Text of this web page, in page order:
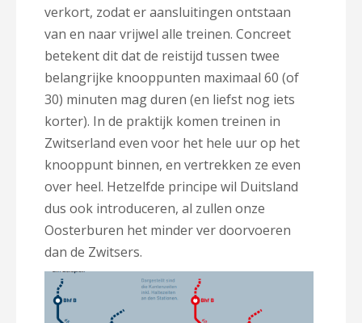
verkort, zodat er aansluitingen ontstaan
van en naar vrijwel alle treinen. Concreet
betekent dit dat de reistijd tussen twee
belangrijke knooppunten maximaal 60 (of
30) minuten mag duren (en liefst nog iets
korter). In de praktijk komen treinen in
Zwitserland even voor het hele uur op het
knooppunt binnen, en vertrekken ze even
over heel. Hetzelfde principe wil Duitsland
dus ook introduceren, al zullen onze
Oosterburen het minder ver doorvoeren
dan de Zwitsers.